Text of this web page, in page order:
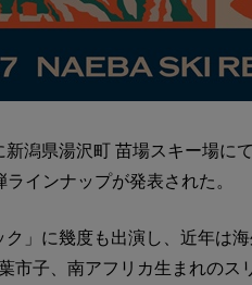
新潟県湯沢町 苗場スキー場に
インナップが発表された。
ク」に幾度も出演し、近年は
市子、南アフリカ生まれのス